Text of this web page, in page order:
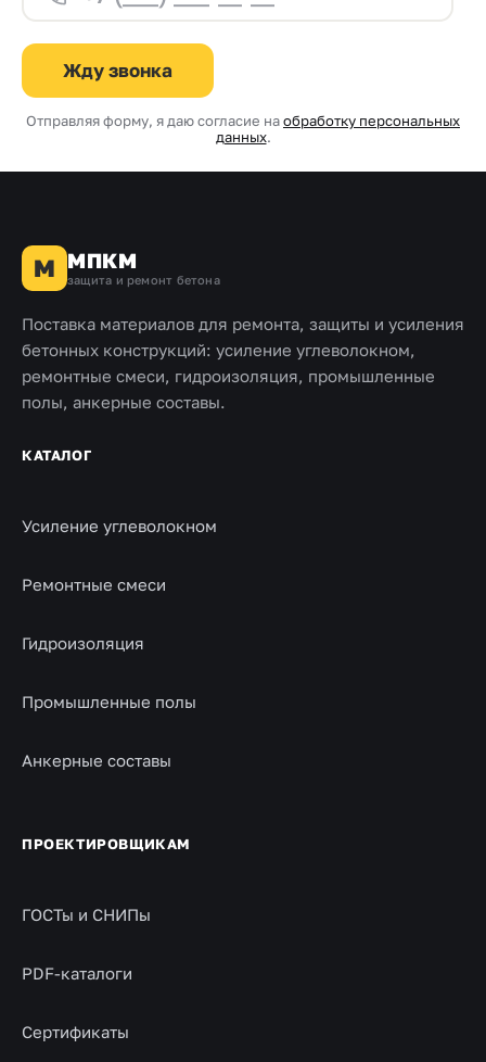
Жду звонка
Отправляя форму, я даю согласие наобработку персональных
данных.
М МПКМ
защита и ремонт бетона
Поставка материалов для ремонта, защиты и усиления
бетонных конструкций: усиление углеволокном,
ремонтные смеси, гидроизоляция, промышленные
полы, анкерные составы.
КАТАЛОГ
Усиление углеволокном
Ремонтные смеси
Гидроизоляция
Промышленные полы
Анкерные составы
ПРОЕКТИРОВЩИКАМ
ГОСТы и СНИПы
PDF-каталоги
Сертификаты